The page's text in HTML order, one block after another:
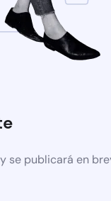
se publicará en